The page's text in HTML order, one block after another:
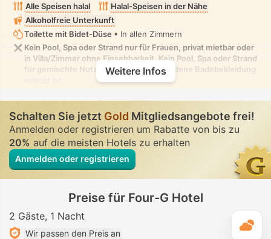
Alle Speisen halal
Halal-Speisen in der Nähe
Alkoholfreie Unterkunft
Toilette mit Bidet-Düse • In allen Zimmern
Kein Pool, Spa oder Strand nur für Frauen, privat mietbar oder
in Villa/Zimmer ohne Einsehbarkeit. Kein Pool, Spa oder Strand
für gemischte Nutzung, in dem bescheidene Badebekleidung
Weitere Infos
Schalten Sie jetztGold Mitgliedsangebote frei!
Anmelden oder registrieren um Rabatte von bis zu
20%auf die meisten Hotels zu erhalten
Anmelden oder registrieren
Preise für Four-G Hotel
2 Gäste 1 Nacht
Wir passen den Preis an